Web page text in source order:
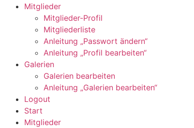
Mitglieder
Mitglieder-Profil
Mitgliederliste
Anleitung „Passwort ändern“
Anleitung „Profil bearbeiten“
Galerien
Galerien bearbeiten
Anleitung „Galerien bearbeiten“
Logout
Start
Mitglieder